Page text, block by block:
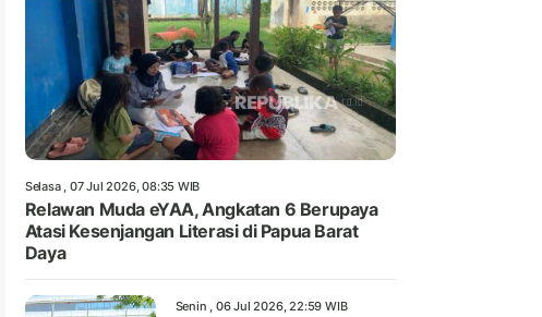
Selasa , 07 Jul 2026, 08:35 WIB
Relawan Muda eYAA, Angkatan 6 Berupaya
Atasi Kesenjangan Literasi di Papua Barat
Daya
Senin , 06 Jul 2026, 22:59 WIB